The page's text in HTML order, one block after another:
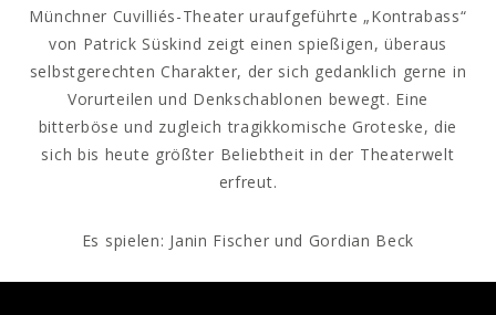
Münchner Cuvilliés-Theater uraufgeführte „Kontrabass“
von Patrick Süskind zeigt einen spießigen, überaus
selbstgerechten Charakter, der sich gedanklich gerne in
Vorurteilen und Denkschablonen bewegt. Eine
bitterböse und zugleich tragikkomische Groteske, die
sich bis heute größter Beliebtheit in der Theaterwelt
erfreut.
Es spielen: Janin Fischer und Gordian Beck